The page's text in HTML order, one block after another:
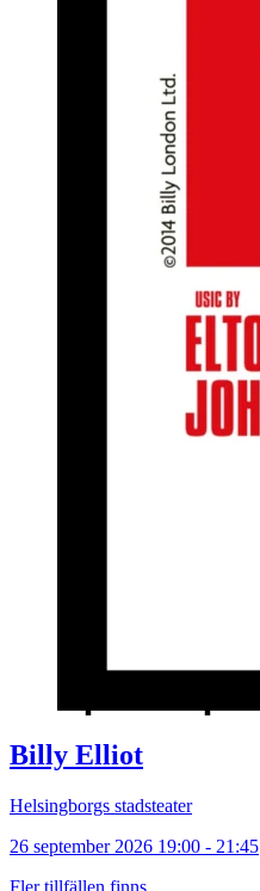
Billy Elliot
Helsingborgs stadsteater
26 september 2026 19:00 - 21:45
Fler tillfällen finns